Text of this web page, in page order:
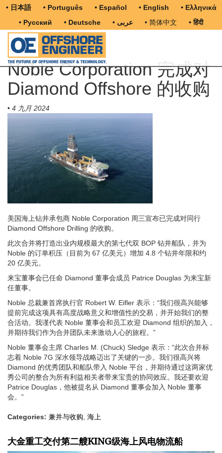
• 日本語 • Português • Español • English
• Ελληνικά
• Русский
• Deutsche • عربى • 简体中文 • हिंदी
Noble Corporation 完成对
Diamond Offshore 的收购
• 4 九月 2024
美国海上钻井承包商 Noble Corporation 周三宣布已完成对同行
Diamond Offshore Drilling 的收购。
此次合并将打造出业内规模最大的第七代双 BOP 钻井船队，并为
Noble 的订单积压（目前为 67 亿美元）增加 4.8 个钻井年限和约
20 亿美元。
来宝董事会已任命 Diamond 董事会成员 Patrice Douglas 为来宝新
任董事。
Noble 总裁兼首席执行官 Robert W. Eifler 表示：“我们很高兴能够
提前完成这项具有高度战略意义和增值性的交易，并开始我们的整
合活动。我谨代表 Noble 董事会和员工欢迎 Diamond 组织的加入，
并期待我们作为合并团队未来激动人心的旅程。”
Noble 董事会主席 Charles M. (Chuck) Sledge 表示：“此次合并标
志着 Noble 7G 深水领导战略迈出了关键的一步。我们很高兴将
Diamond 的优秀团队和船队带入 Noble 平台，并期待通过这两家优
秀公司的整合为所有利益相关者带来宝贵的协同效应。我还要欢迎
Patrice Douglas，他被提名从 Diamond 董事会加入 Noble 董事
会。”
Categories: 兼并与收购, 海上
大金重工交付第二艘KING级海上风电物流船